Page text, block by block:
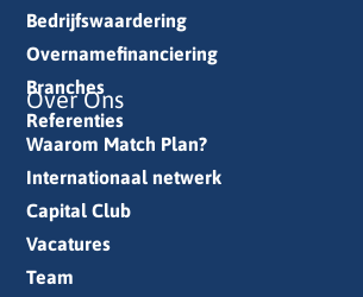
Bedrijfswaardering
Overnamefinanciering
Branches
Referenties
Over Ons
Waarom Match Plan?
Internationaal netwerk
Capital Club
Vacatures
Team